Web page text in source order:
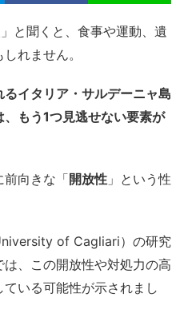
と聞くと、食事や運動、遺
れません。
イタリア・サルデーニャ島
もう1つ見逃せない要素が
前向きな「開放性 」という性
of Cagliari）の研究
、この開放性や対処力の高
いる可能性が示されまし